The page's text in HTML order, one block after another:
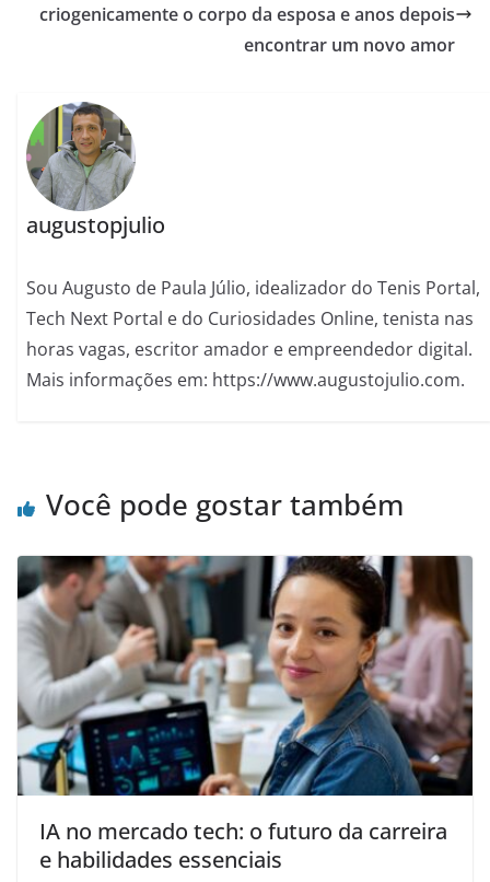
criogenicamente o corpo da esposa e anos depois
encontrar um novo amor
augustopjulio
Sou Augusto de Paula Júlio, idealizador do Tenis Portal,
Tech Next Portal e do Curiosidades Online, tenista nas
horas vagas, escritor amador e empreendedor digital.
Mais informações em: https://www.augustojulio.com.
Você pode gostar também
IA no mercado tech: o futuro da carreira
e habilidades essenciais